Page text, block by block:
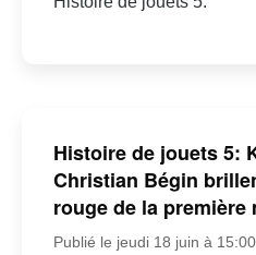
Histoire de jouets 5:
Christian Bégin
rouge de la première
Publié le jeudi 18 juin à 15:00